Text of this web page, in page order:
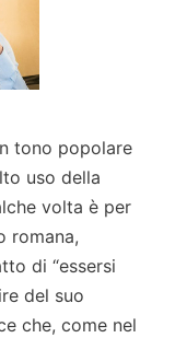
tono popolare
uso della
volta è per
romana,
di “essersi
del suo
che, come nel